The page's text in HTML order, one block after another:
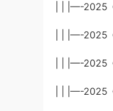
| | |—-2025
| | |—-2025
| | |—-2025
| | |—-2025